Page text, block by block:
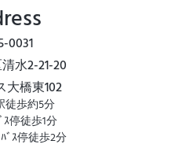
0031
水2-21-20
大橋東102
徒歩約5分
停徒歩1分
ｽ停徒歩2分